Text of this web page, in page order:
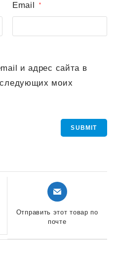
Email *
и адрес сайта в
моих
Открывается
в
Отправить этот товар по
почте